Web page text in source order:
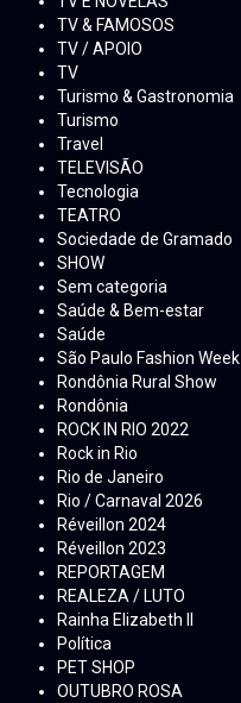
TV & FAMOSOS
TV / APOIO
TV
Turismo & Gastronomia
Turismo
Travel
TELEVISÃO
Tecnologia
TEATRO
Sociedade de Gramado
SHOW
Sem categoria
Saúde & Bem-estar
Saúde
São Paulo Fashion Week
Rondônia Rural Show
Rondônia
ROCK IN RIO 2022
Rock in Rio
Rio de Janeiro
Rio / Carnaval 2026
Réveillon 2024
Réveillon 2023
REPORTAGEM
REALEZA / LUTO
Rainha Elizabeth ll
Política
PET SHOP
OUTUBRO ROSA